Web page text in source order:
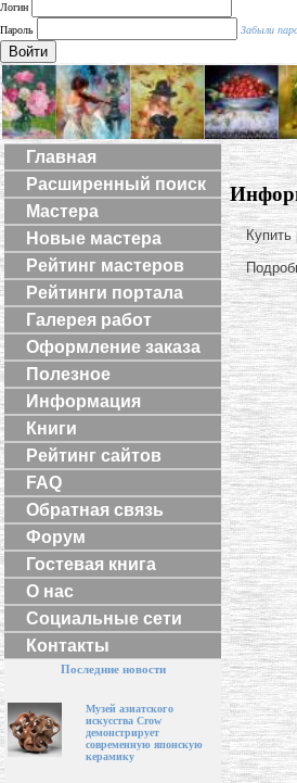
Логин
Пароль
Забыли
Войти
Главная
Расширенный поиск
Мастера
Новые мастера
Рейтинг мастеров
Рейтинги портала
Галерея работ
Оформление заказа
Полезное
Информация
Книги
Рейтинг сайтов
FAQ
Обратная связь
Форум
Гостевая книга
О нас
Социальные сети
Контакты
Последние новости
Музей азиатского
искусства Crow
демонстрирует
современную японскую
керамику